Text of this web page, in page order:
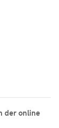
der online